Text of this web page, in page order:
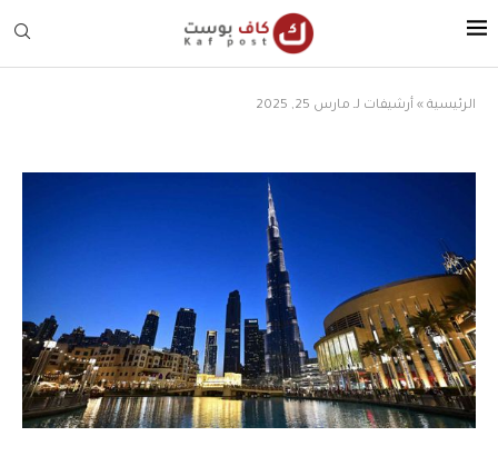
الرئيسية » أرشيفات لـ مارس 25, 2025